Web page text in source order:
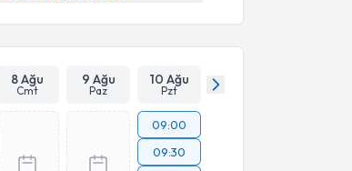
8 Ağu
Cmt
9 Ağu
Paz
10 Ağu
Pzt
09:00
09:30